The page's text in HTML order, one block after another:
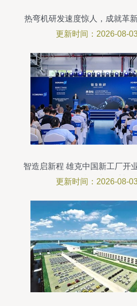
热弯机研发速度惊人，成就革
更新时间：2026-08-
智造启新程 雄克中国新工厂开
来精密抓手新
更新时间：2026-08-